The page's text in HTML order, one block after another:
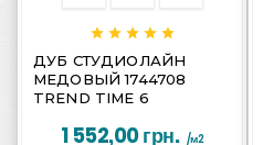
    
ДУБ СТУДИОЛАЙН
МЕДОВЫЙ 1744708
TREND TIME 6
1 552,00 грн. /м2